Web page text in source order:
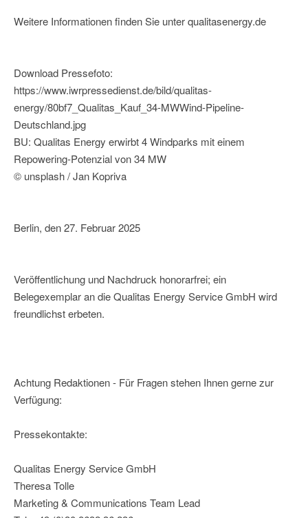
Weitere Informationen finden Sie unter qualitasenergy.de
Download Pressefoto:
https://www.iwrpressedienst.de/bild/qualitas-
energy/80bf7_Qualitas_Kauf_34-MWWind-Pipeline-
Deutschland.jpg
BU: Qualitas Energy erwirbt 4 Windparks mit einem
Repowering-Potenzial von 34 MW
© unsplash / Jan Kopriva
Berlin, den 27. Februar 2025
Veröffentlichung und Nachdruck honorarfrei; ein
Belegexemplar an die Qualitas Energy Service GmbH wird
freundlichst erbeten.
Achtung Redaktionen - Für Fragen stehen Ihnen gerne zur
Verfügung:
Pressekontakte:
Qualitas Energy Service GmbH
Theresa Tolle
Marketing & Communications Team Lead